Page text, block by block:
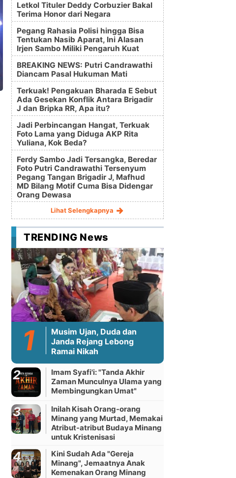
Letkol Tituler Deddy Corbuzier Bakal
Terima Honor dari Negara
Pegang Rahasia Polisi hingga Bisa
Tentukan Nasib Aparat, Ini Alasan
Irjen Sambo Miliki Pengaruh Kuat
BREAKING NEWS: Putri Candrawathi
Diancam Pasal Hukuman Mati
Terkuak! Pengakuan Bharada E Sebut
Ada Gesekan Konflik Antara Brigadir
J dan Bripka RR, Apa itu?
Jadi Perbincangan Hangat, Terkuak
Foto Lama yang Diduga AKP Rita
Yuliana, Kok Beda?
Ferdy Sambo Jadi Tersangka, Beredar
Foto Putri Candrawathi Tersenyum
Pegang Tangan Brigadir J, Mafhud
MD Bilang Motif Cuma Bisa Didengar
Orang Dewasa
Lihat Selengkapnya
TRENDING News
Musim Ujan, Duda dan
Janda Rejang Lebong
Ramai Nikah
Imam Syafi'i: "Tanda Akhir
Zaman Munculnya Ulama yang
Membingungkan Umat"
Inilah Kisah Orang-orang
Minang yang Murtad, Memakai
Atribut-atribut Budaya Minang
untuk Kristenisasi
Kini Sudah Ada "Gereja
Minang", Jemaatnya Anak
Kemenakan Orang Minang